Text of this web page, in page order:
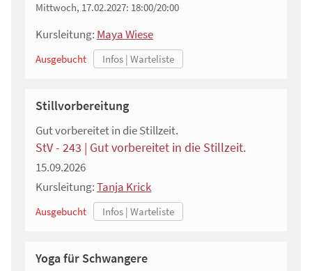
Mittwoch, 17.02.2027: 18:00/20:00
Kursleitung: Maya Wiese
Ausgebucht
Stillvorbereitung
Gut vorbereitet in die Stillzeit.
StV - 243 | Gut vorbereitet in die Stillzeit.
15.09.2026
Kursleitung:Tanja Krick
Ausgebucht
Yoga für Schwangere